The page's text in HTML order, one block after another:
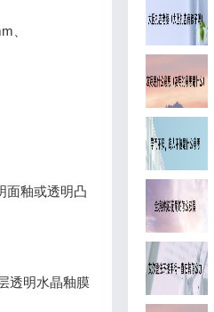
、
面釉或透明凸
透明水晶釉膜